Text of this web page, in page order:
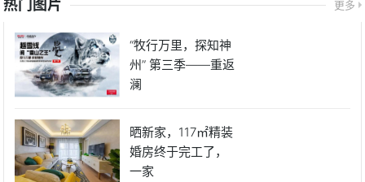
热门图片 更多
“牧行万里，探知神
州” 第三季——重返
澜
晒新家，117㎡精装
婚房终于完工了，
一家